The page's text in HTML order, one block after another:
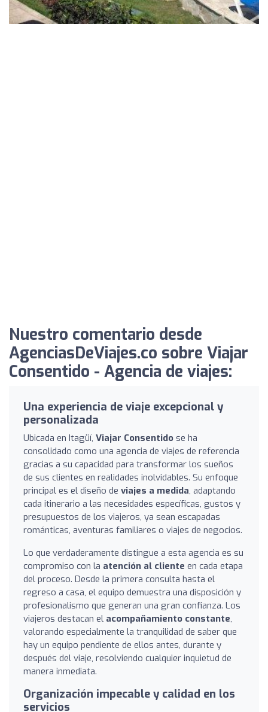
Nuestro comentario desde
AgenciasDeViajes.co sobre Viajar
Consentido - Agencia de viajes:
Una experiencia de viaje excepcional y
personalizada
Ubicada en Itagüí, Viajar Consentido se ha
consolidado como una agencia de viajes de referencia
gracias a su capacidad para transformar los sueños
de sus clientes en realidades inolvidables. Su enfoque
principal es el diseño de viajes a medida, adaptando
cada itinerario a las necesidades específicas, gustos y
presupuestos de los viajeros, ya sean escapadas
románticas, aventuras familiares o viajes de negocios.
Lo que verdaderamente distingue a esta agencia es su
compromiso con la atención al cliente en cada etapa
del proceso. Desde la primera consulta hasta el
regreso a casa, el equipo demuestra una disposición y
profesionalismo que generan una gran confianza. Los
viajeros destacan el acompañamiento constante,
valorando especialmente la tranquilidad de saber que
hay un equipo pendiente de ellos antes, durante y
después del viaje, resolviendo cualquier inquietud de
manera inmediata.
Organización impecable y calidad en los
servicios